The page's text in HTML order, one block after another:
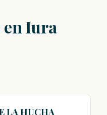
Iura
LA HUCHA